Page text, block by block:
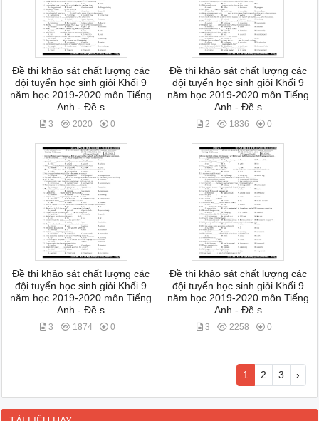
Đề thi khảo sát chất lượng các
đội tuyển học sinh giỏi Khối 9
năm học 2019-2020 môn Tiếng
Anh - Đề s
3 2020 0
Đề thi khảo sát chất lượng các
đội tuyển học sinh giỏi Khối 9
năm học 2019-2020 môn Tiếng
Anh - Đề s
2 1836 0
Đề thi khảo sát chất lượng các
đội tuyển học sinh giỏi Khối 9
năm học 2019-2020 môn Tiếng
Anh - Đề s
3 1874 0
Đề thi khảo sát chất lượng các
đội tuyển học sinh giỏi Khối 9
năm học 2019-2020 môn Tiếng
Anh - Đề s
3 2258 0
1 2 3 ›